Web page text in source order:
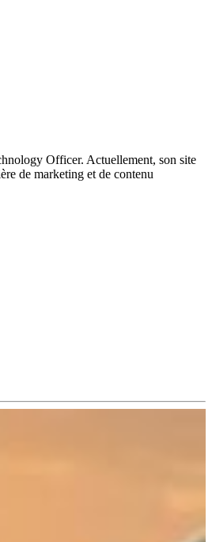
Officer. Actuellement, son site
de marketing et de contenu